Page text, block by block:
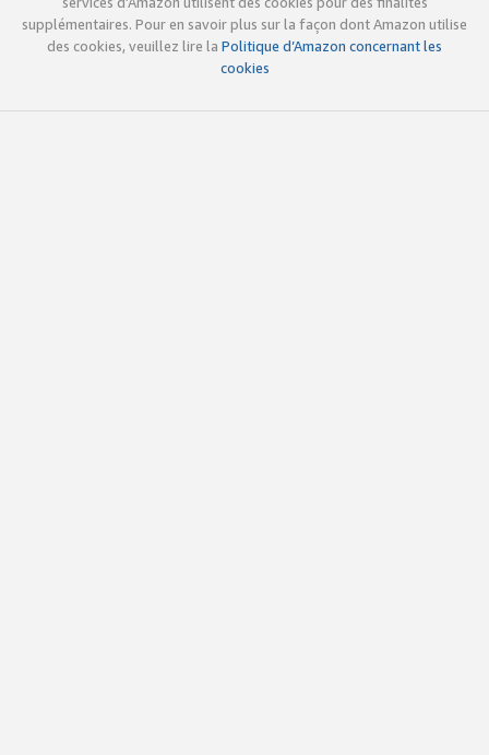
supplémentaires. Pour en savoir plus sur la façon dont Amazon utilise
des cookies, veuillez lire la Politique d’Amazon concernant les
cookies